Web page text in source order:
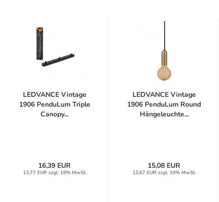
LEDVANCE Vintage
1906 PenduLum Triple
Canopy...
16,39 EUR
13,77 EUR zzgl. 19% MwSt.
LEDVANCE Vintage
1906 PenduLum Round
Hängeleuchte...
15,08 EUR
12,67 EUR zzgl. 19% MwSt.